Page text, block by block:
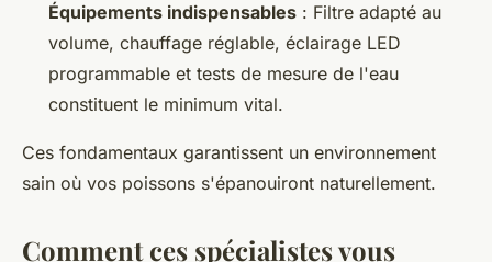
Équipements indispensables : Filtre adapté au
volume, chauffage réglable, éclairage LED
programmable et tests de mesure de l'eau
constituent le minimum vital.
Ces fondamentaux garantissent un environnement
sain où vos poissons s'épanouiront naturellement.
Comment ces spécialistes vous